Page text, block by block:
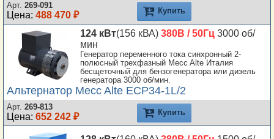
Арт. 269-091
Цена: 488 470 ₽ Купить
124 кВт(156 кВА) 380В / 50Гц 3000 об/
мин
Генератор переменного тока синхронный 2-
полюсный трехфазный Mecc Alte Италия
бесщеточный для бензогенератора или дизель
генератора 3000 об/мин.
Альтернатор Mecc Alte ECP34-1L/2
Арт. 269-813
Цена: 652 242 ₽ Купить